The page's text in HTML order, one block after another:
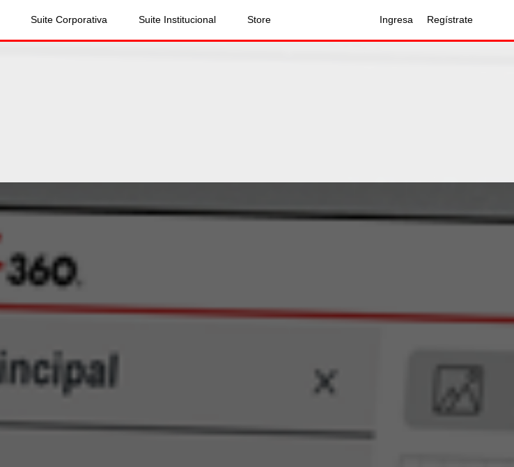
Suite Corporativa Suite Institucional Store Ingresa Regístrate